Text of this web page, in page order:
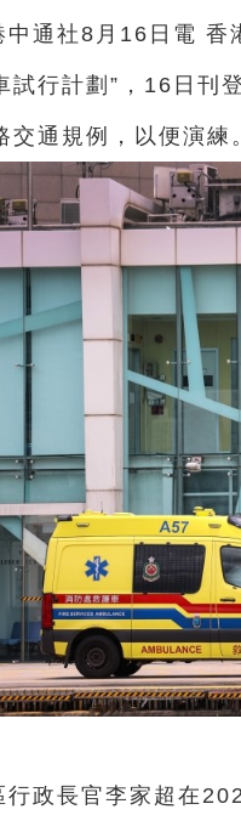
中通社8月16日電 香
試行計劃”，16日刊
交通規例，以便演練
行政長官李家超在